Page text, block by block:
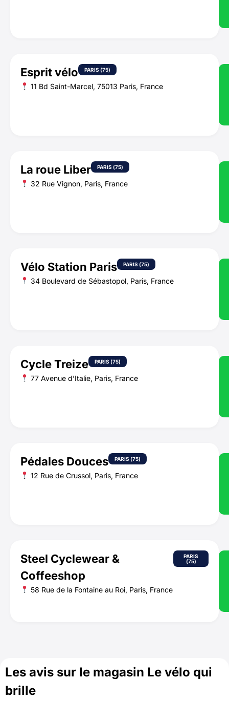
Esprit vélo PARIS (75)
11 Bd Saint-Marcel, 75013 Paris, France
La roue Liber PARIS (75)
32 Rue Vignon, Paris, France
Vélo Station Paris PARIS (75)
34 Boulevard de Sébastopol, Paris, France
Cycle Treize PARIS (75)
77 Avenue d’Italie, Paris, France
Pédales Douces PARIS (75)
12 Rue de Crussol, Paris, France
Steel Cyclewear &
Coffeeshop
PARIS
(75)
58 Rue de la Fontaine au Roi, Paris, France
Les avis sur le magasin Le vélo qui
brille